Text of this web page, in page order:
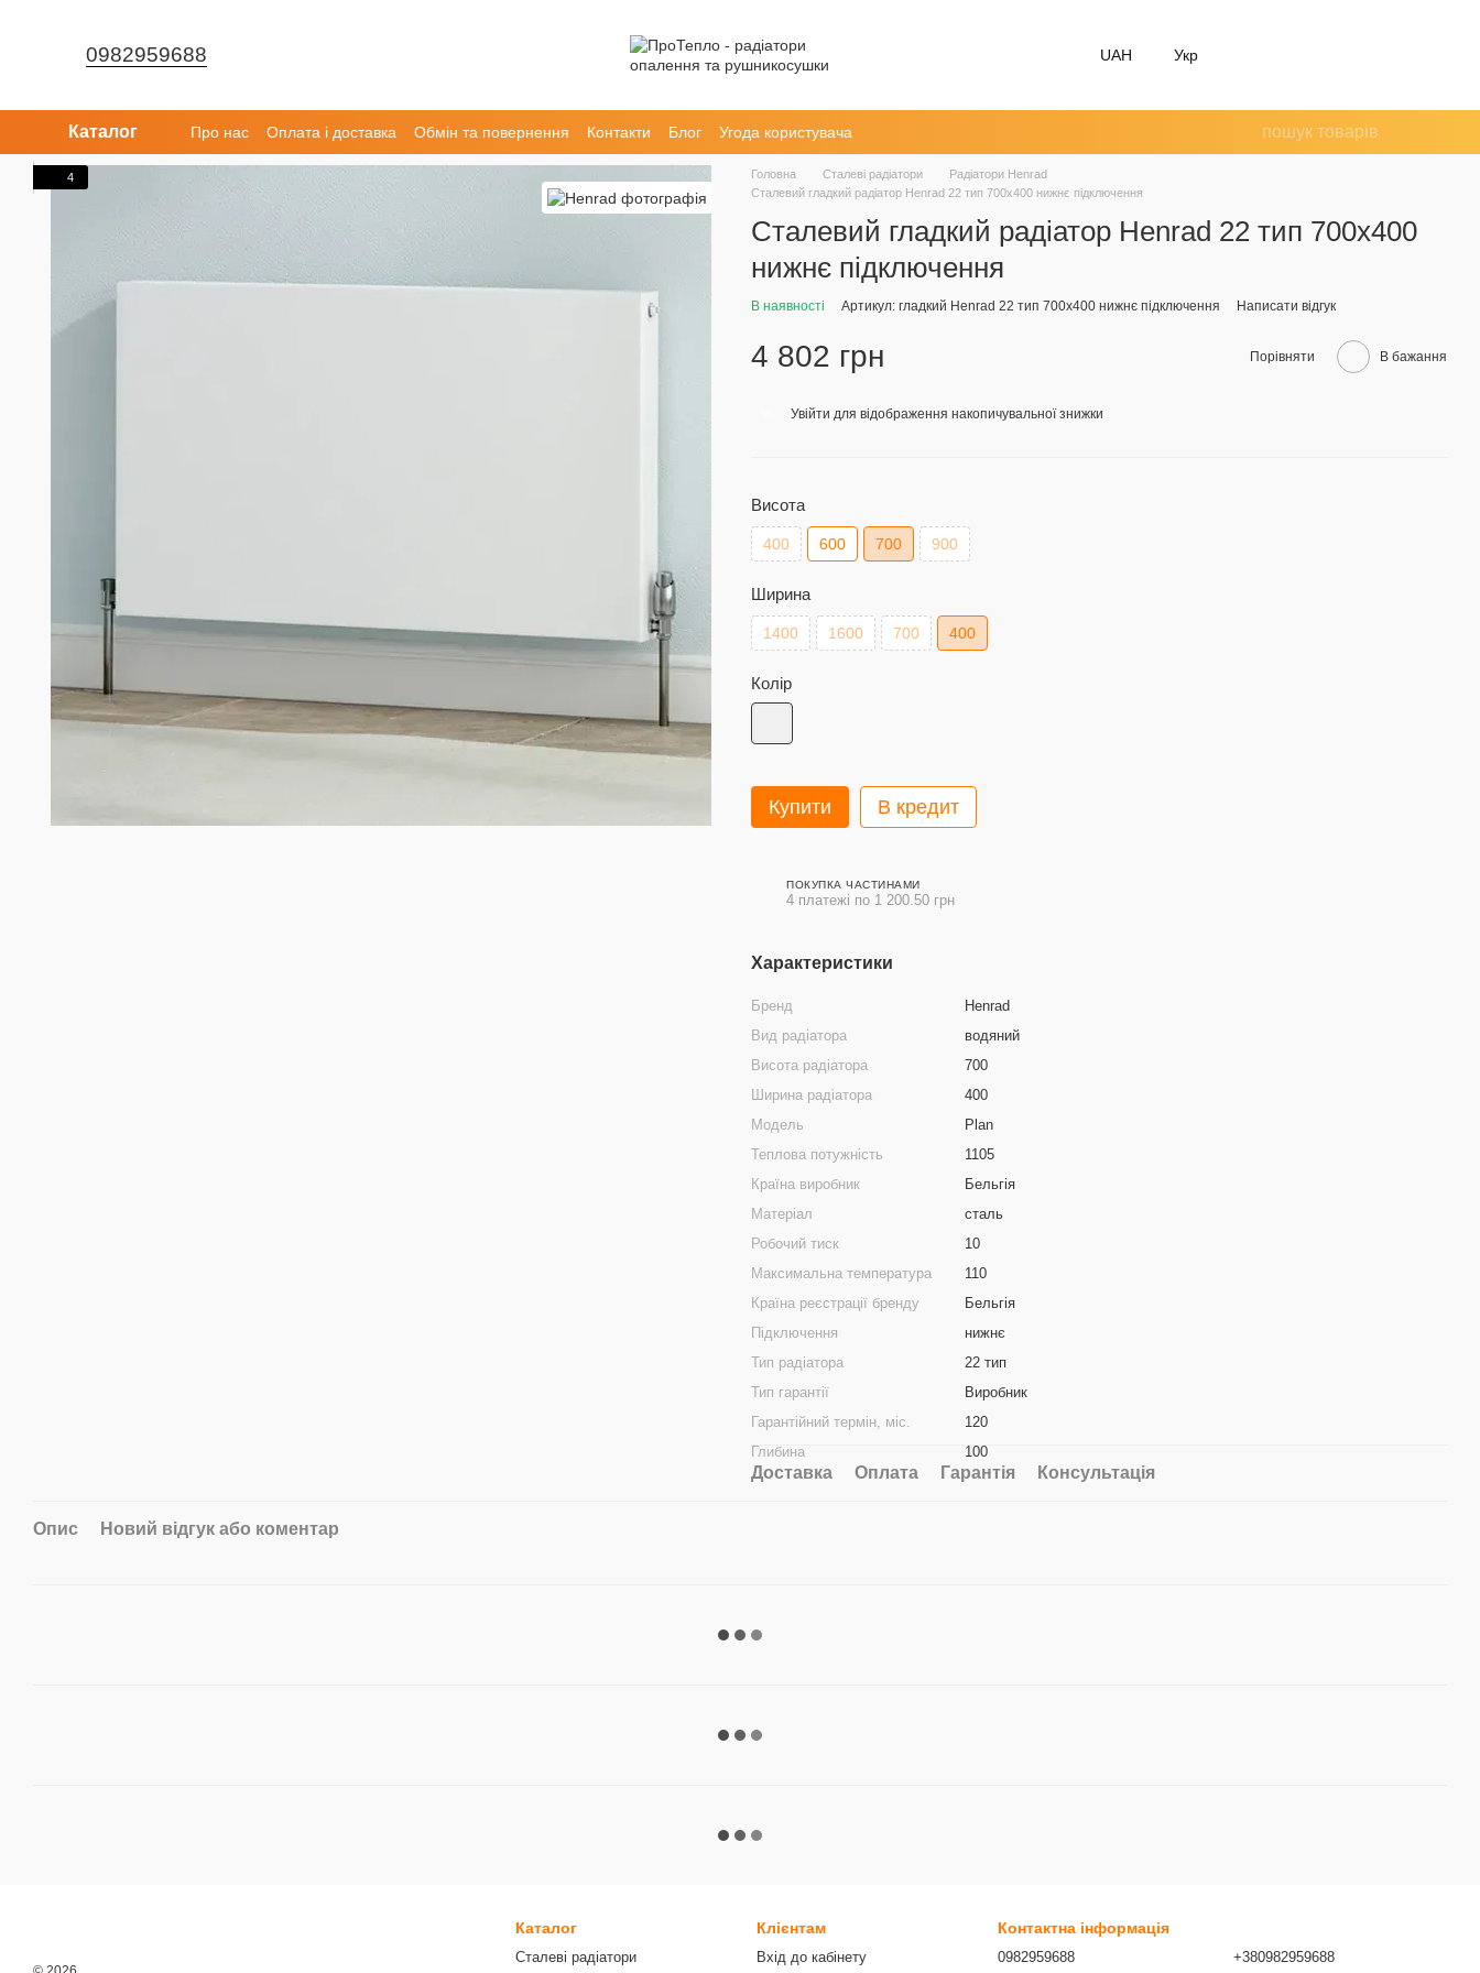
0982959688 UAH Укр
Каталог Про нас Оплата і доставка Обмін та повернення Контакти Блог Угода користувача
4 Головна Сталеві радіатори
Радіатори Henrad
Сталевий гладкий радіатор Henrad 22 тип 700x400 нижнє підключення
Сталевий гладкий радіатор Henrad 22 тип 700x400
нижнє підключення
В наявності Артикул: гладкий Henrad 22 тип 700x400 нижнє підключення Написати відгук
4 802 грн Порівняти В бажання
Увійти для відображення накопичувальної знижки
Висота
400 600 700 900
Ширина
1400 1600 700 400
Колір
Купити В кредит
ПОКУПКА ЧАСТИНАМИ
4 платежі по 1 200.50 грн
Характеристики
Бренд
Henrad
Вид радіатора
водяний
Висота радіатора
700
Ширина радіатора
400
Модель
Plan
Теплова потужність
1105
Країна виробник
Бельгія
Матеріал
сталь
Робочий тиск
10
Максимальна температура
110
Країна реєстрації бренду
Бельгія
Підключення
нижнє
Тип радіатора
22 тип
Тип гарантії
Виробник
Гарантійний термін, міс.
120
Глибина
100
Доставка Оплата Гарантія Консультація
Опис Новий відгук або коментар
Каталог
Сталеві радіатори
Клієнтам
Вхід до кабінету
Контактна інформація
0982959688 +380982959688